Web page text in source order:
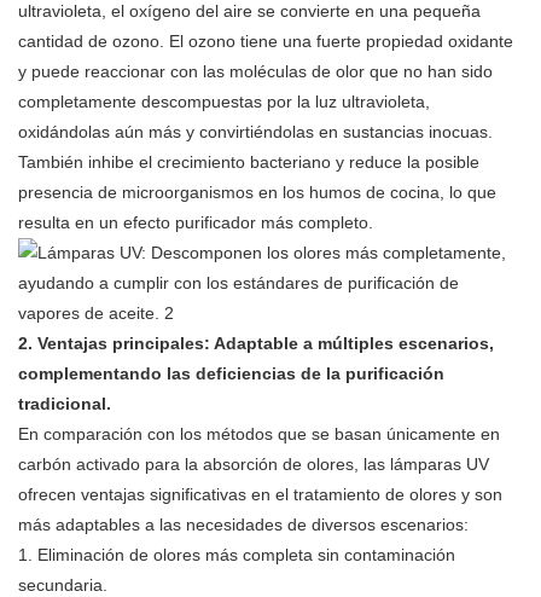
ultravioleta, el oxígeno del aire se convierte en una pequeña
cantidad de ozono. El ozono tiene una fuerte propiedad oxidante
y puede reaccionar con las moléculas de olor que no han sido
completamente descompuestas por la luz ultravioleta,
oxidándolas aún más y convirtiéndolas en sustancias inocuas.
También inhibe el crecimiento bacteriano y reduce la posible
presencia de microorganismos en los humos de cocina, lo que
resulta en un efecto purificador más completo.
2. Ventajas principales: Adaptable a múltiples escenarios,
complementando las deficiencias de la purificación
tradicional.
En comparación con los métodos que se basan únicamente en
carbón activado para la absorción de olores, las lámparas UV
ofrecen ventajas significativas en el tratamiento de olores y son
más adaptables a las necesidades de diversos escenarios:
1. Eliminación de olores más completa sin contaminación
secundaria.